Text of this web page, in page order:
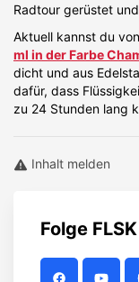
Radtour gerüstet
Aktuell kannst du
ml in der Farbe
dicht und aus
dafür, dass
zu 24 Stunden lang
Inhalt melden
Folge FLSK